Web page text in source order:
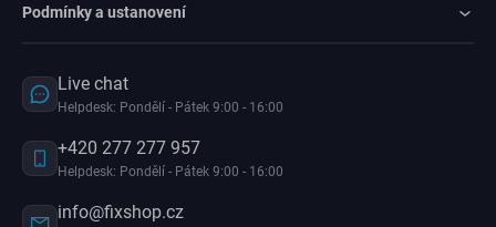
Podmínky a ustanovení
Live chat
Helpdesk: Pondělí - Pátek 9:00 - 16:00
+420 277 277 957
Helpdesk: Pondělí - Pátek 9:00 - 16:00
info@fixshop.cz